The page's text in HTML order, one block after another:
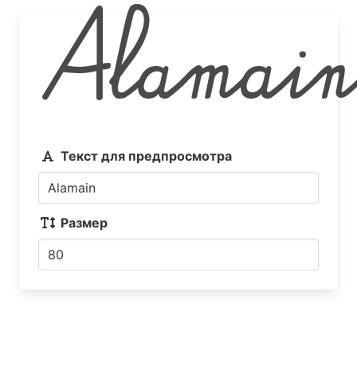
Текст для предпросмотра
Размер